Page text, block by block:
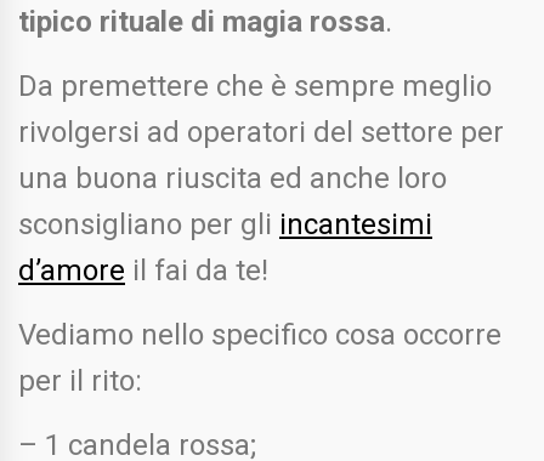
tipico rituale di magia rossa.
Da premettere che è sempre meglio
rivolgersi ad operatori del settore per
una buona riuscita ed anche loro
sconsigliano per gli incantesimi
d’amore il fai da te!
Vediamo nello specifico cosa occorre
per il rito:
– 1 candela rossa;